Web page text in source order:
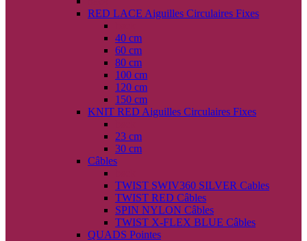
RED LACE Aiguilles Circulaires Fixes
40 cm
60 cm
80 cm
100 cm
120 cm
150 cm
KNIT RED Aiguilles Circulaires Fixes
23 cm
30 cm
Câbles
TWIST SWIV360 SILVER Cables
TWIST RED Câbles
SPIN NYLON Câbles
TWIST X-FLEX BLUE Câbles
QUADS Pointes